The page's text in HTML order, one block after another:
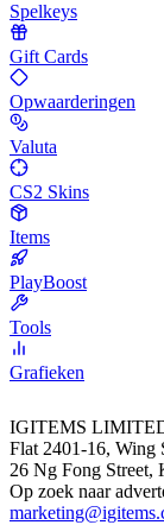
Spelkeys
Gift Cards
Opwaarderingen
Valuta
CS2 Skins
Items
PlayBoost
Tools
Grafieken
IGITEMS
Flat 2401-16, Wing
26 Ng Fong
Op zoek naar